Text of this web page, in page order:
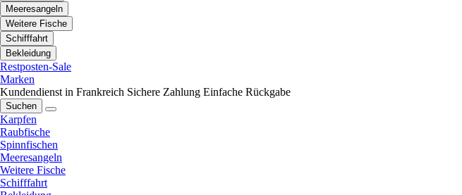
Meeresangeln
Weitere Fische
Schifffahrt
Bekleidung
Restposten-Sale
Marken
Kundendienst in Frankreich Sichere Zahlung Einfache Rückgabe
Suchen
Karpfen
Raubfische
Spinnfischen
Meeresangeln
Weitere Fische
Schifffahrt